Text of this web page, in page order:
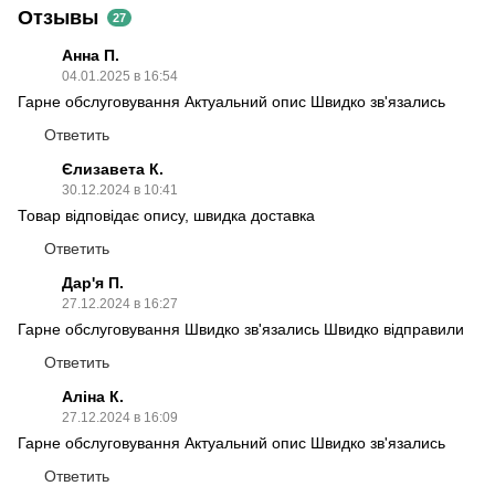
Отзывы 27
Анна П.
04.01.2025 в 16:54
Гарне обслуговування Актуальний опис Швидко зв'язались
Ответить
Єлизавета К.
30.12.2024 в 10:41
Товар відповідає опису, швидка доставка
Ответить
Дар'я П.
27.12.2024 в 16:27
Гарне обслуговування Швидко зв'язались Швидко відправили
Ответить
Аліна К.
27.12.2024 в 16:09
Гарне обслуговування Актуальний опис Швидко зв'язались
Ответить